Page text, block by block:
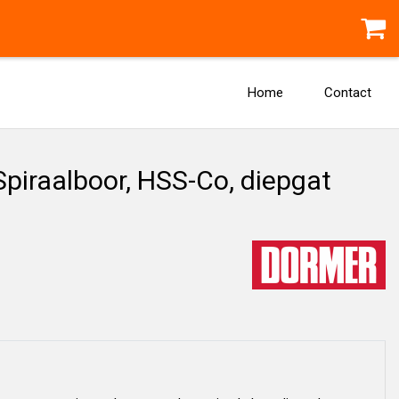
Home Contact
HSS-Co, diepgat